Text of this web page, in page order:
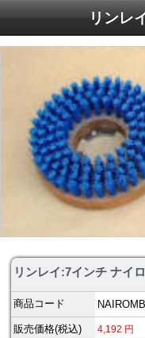
リンレイ:7インチ ナイ
商品コード
販売価格(税込) 4,192 円